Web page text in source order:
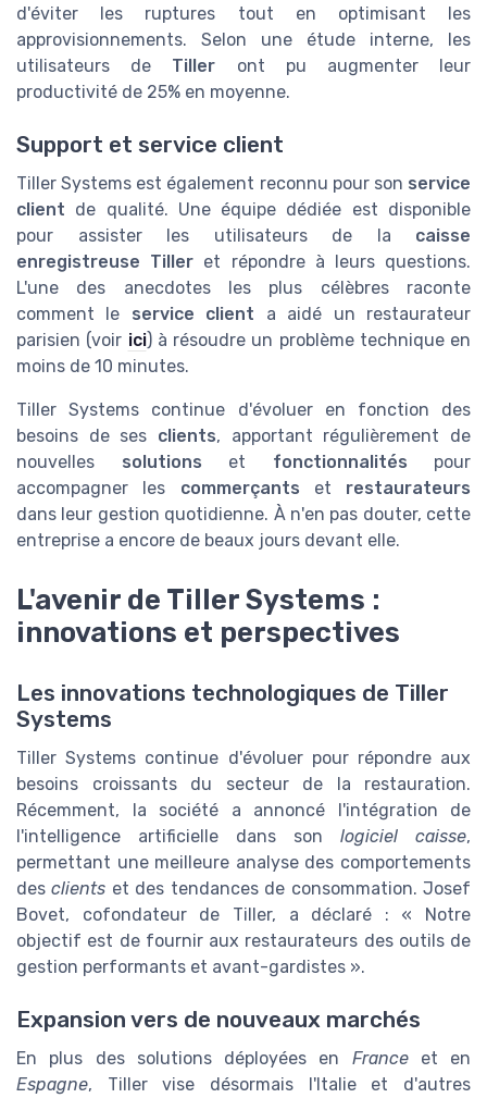
d'éviter les ruptures tout en optimisant les
approvisionnements. Selon une étude interne, les
utilisateurs de Tiller ont pu augmenter leur
productivité de 25% en moyenne.
Support et service client
Tiller Systems est également reconnu pour son service
client de qualité. Une équipe dédiée est disponible
pour assister les utilisateurs de la caisse
enregistreuse Tiller et répondre à leurs questions.
L'une des anecdotes les plus célèbres raconte
comment le service client a aidé un restaurateur
parisien (voir ici) à résoudre un problème technique en
moins de 10 minutes.
Tiller Systems continue d'évoluer en fonction des
besoins de ses clients, apportant régulièrement de
nouvelles solutions et fonctionnalités pour
accompagner les commerçants et restaurateurs
dans leur gestion quotidienne. À n'en pas douter, cette
entreprise a encore de beaux jours devant elle.
L'avenir de Tiller Systems :
innovations et perspectives
Les innovations technologiques de Tiller
Systems
Tiller Systems continue d'évoluer pour répondre aux
besoins croissants du secteur de la restauration.
Récemment, la société a annoncé l'intégration de
l'intelligence artificielle dans son logiciel caisse,
permettant une meilleure analyse des comportements
desclients et des tendances de consommation. Josef
Bovet, cofondateur de Tiller, a déclaré : « Notre
objectif est de fournir aux restaurateurs des outils de
gestion performants et avant-gardistes ».
Expansion vers de nouveaux marchés
En plus des solutions déployées en Franceet en
Espagne, Tiller vise désormais l'Italie et d'autres